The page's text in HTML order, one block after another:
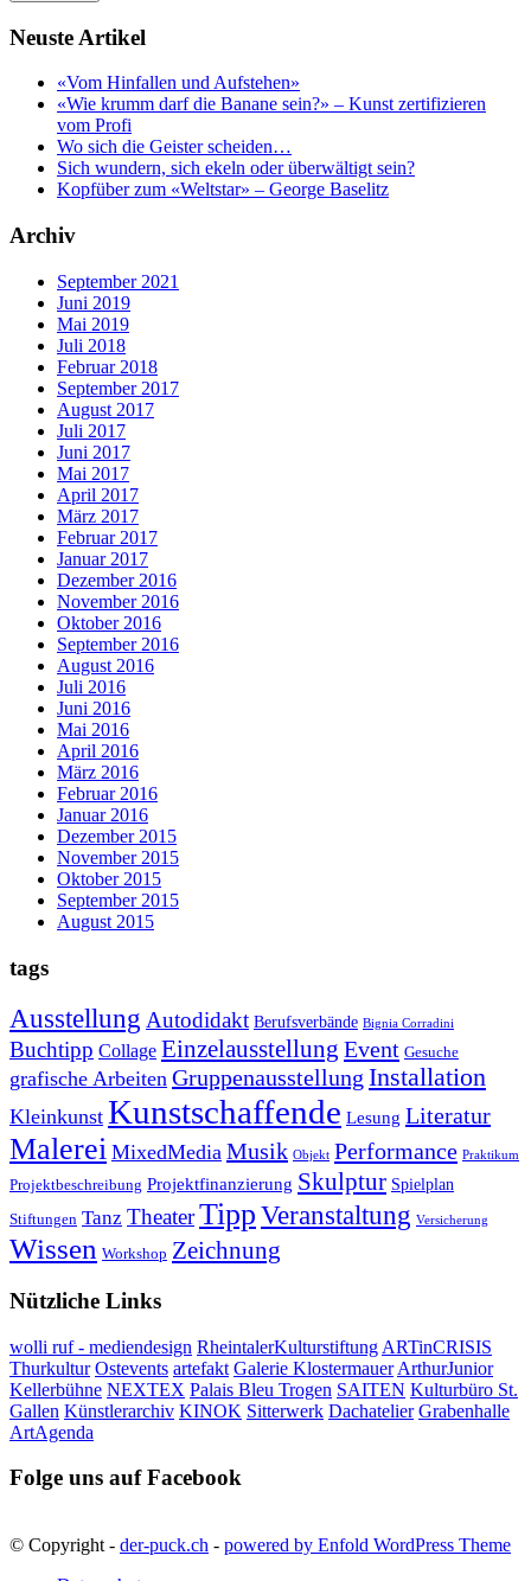
Neuste Artikel
«Vom Hinfallen und Aufstehen»
«Wie krumm darf die Banane sein?» – Kunst zertifizieren
vom Profi
Wo sich die Geister scheiden…
Sich wundern, sich ekeln oder überwältigt sein?
Kopfüber zum «Weltstar» – George Baselitz
Archiv
September 2021
Juni 2019
Mai 2019
Juli 2018
Februar 2018
September 2017
August 2017
Juli 2017
Juni 2017
Mai 2017
April 2017
März 2017
Februar 2017
Januar 2017
Dezember 2016
November 2016
Oktober 2016
September 2016
August 2016
Juli 2016
Juni 2016
Mai 2016
April 2016
März 2016
Februar 2016
Januar 2016
Dezember 2015
November 2015
Oktober 2015
September 2015
August 2015
tags
Ausstellung Autodidakt Berufsverbände Bignia Corradini
Buchtipp Collage Einzelausstellung Event Gesuche
grafische Arbeiten Gruppenausstellung Installation
Kleinkunst Kunstschaffende Lesung Literatur
Malerei MixedMedia Musik Objekt Performance Praktikum
Projektbeschreibung Projektfinanzierung Skulptur Spielplan
Stiftungen Tanz TheaterTippVeranstaltung Versicherung
Wissen Workshop Zeichnung
Nützliche Links
wolli ruf - mediendesign RheintalerKulturstiftung ARTinCRISIS
Thurkultur Ostevents artefakt Galerie Klostermauer ArthurJunior
Kellerbühne NEXTEX Palais Bleu Trogen SAITEN Kulturbüro St.
Gallen Künstlerarchiv KINOK Sitterwerk Dachatelier Grabenhalle
ArtAgenda
Folge uns auf Facebook
© Copyright - der-puck.ch - powered by Enfold WordPress Theme